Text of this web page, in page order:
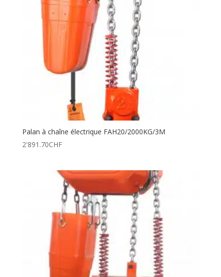
Palan à chaîne électrique FAH20/2000KG/3M
2'891.70CHF